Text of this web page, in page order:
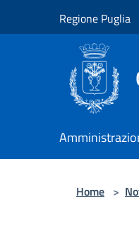
Regione Puglia
Home >